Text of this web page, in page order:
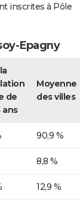
inscrites à Pôle
Epagny
de
ans
Moyenne
des villes
90,9 %
8,8 %
12,9 %